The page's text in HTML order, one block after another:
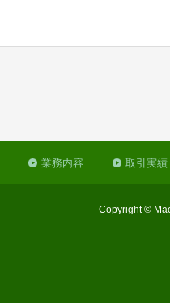
業務内容 取引実績
Copyright ©